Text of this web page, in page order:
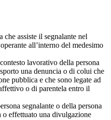
assiste il segnalante nel
all’interno del medesimo
lavorativo della persona
una denuncia o di colui che
pubblica e che sono legate ad
o di parentela entro il
segnalante o della persona
o effettuato una divulgazione